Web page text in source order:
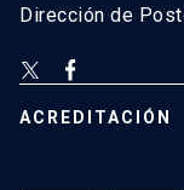
Dirección de
ACREDITACIÓN